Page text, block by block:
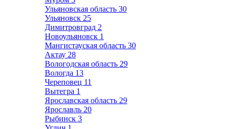
Ульяновская область 30
Ульяновск 25
Димитровград 2
Новоульяновск 1
Мангистауская область 30
Актау 28
Вологодская область 29
Вологда 13
Череповец 11
Вытегра 1
Ярославская область 29
Ярославль 20
Рыбинск 3